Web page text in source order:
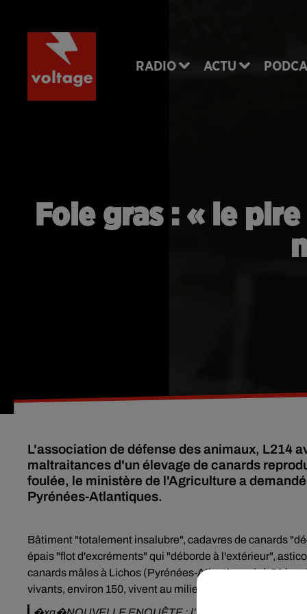
RADIO ACTU
Foie gras : « le
L'association de défense des animaux, L214
maltraitances d'un élevage de canards
foulée, le ministère de l'Agriculture a
Pyrénées-Atlantiques.
Bâtiment "totalement insalubre", cadavres de canards
épais "flot d'excréments" qui "déborde à l'extérieur",
canards mâles à Lichos (Pyrénées-Atlantiques), à 50 km
vivants, environ 150, vivent au milieu d'autant de morts.